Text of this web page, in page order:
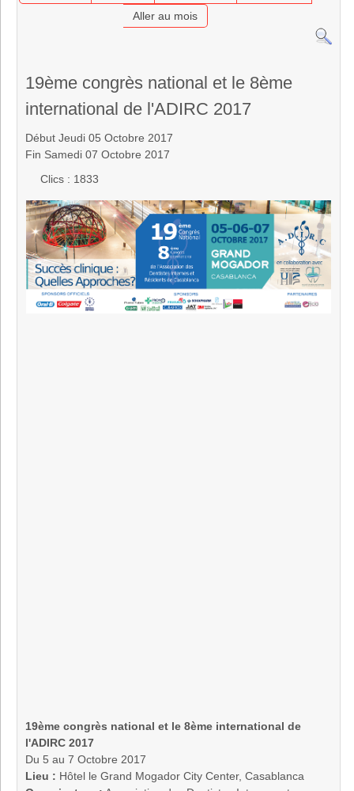
Aller au mois
19ème congrès national et le 8ème
international de l'ADIRC 2017
Début Jeudi 05 Octobre 2017
Fin Samedi 07 Octobre 2017
Clics : 1833
19ème congrès national et le 8ème international de
l'ADIRC 2017
Du 5 au 7 Octobre 2017
Lieu : Hôtel le Grand Mogador City Center, Casablanca